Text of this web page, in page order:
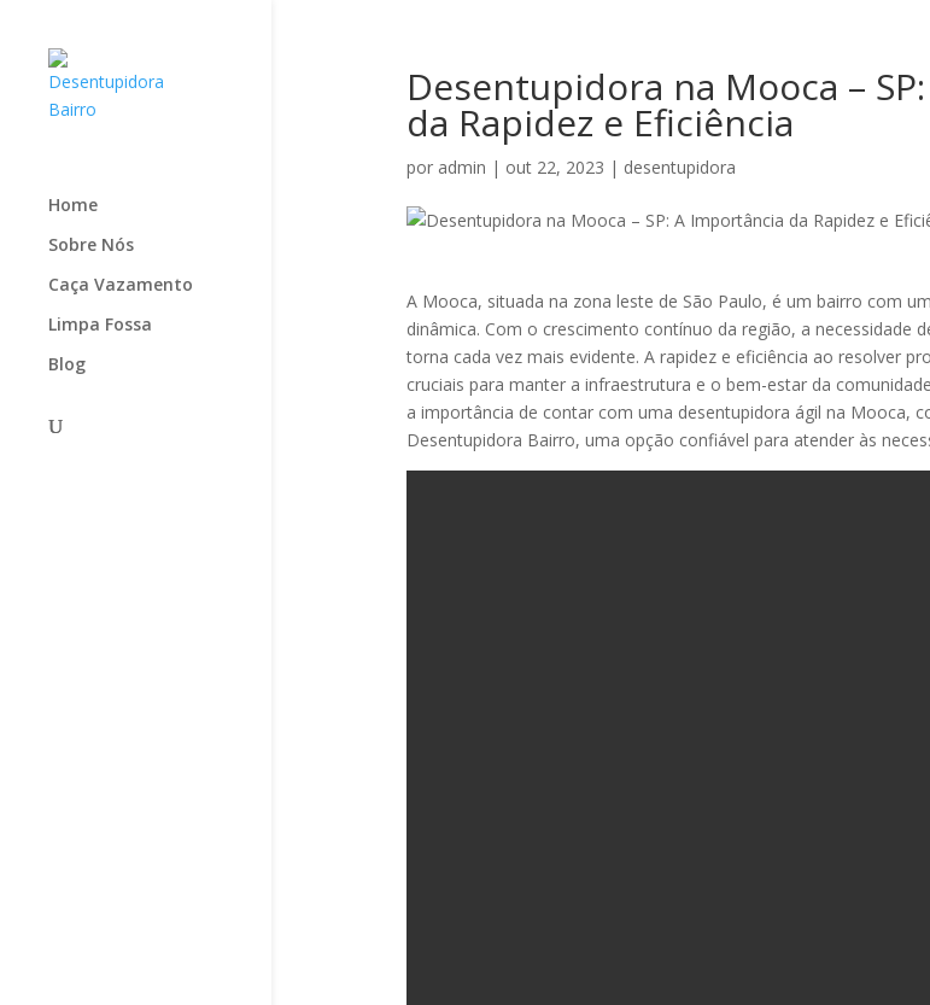
Home
Sobre Nós
Caça Vazamento
Limpa Fossa
Blog
Desentupidora na Mooca –
da Rapidez e Eficiência
por admin | out 22, 2023 | desentupidora
A Mooca, situada na zona leste de São Paulo, é um bairro com
dinâmica. Com o crescimento contínuo da região, a necessidade
torna cada vez mais evidente. A rapidez e eficiência ao resolver
cruciais para manter a infraestrutura e o bem-estar da
a importância de contar com uma desentupidora ágil na Mooca,
Desentupidora Bairro, uma opção confiável para atender às